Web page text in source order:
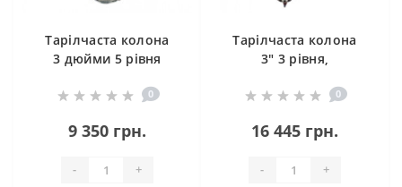
Тарілчаста колона
3 дюйми 5 рівня
0
9 350 грн.
- +
Тарілчаста колона
3" 3 рівня,
холодильник0
16 445 грн.
- +